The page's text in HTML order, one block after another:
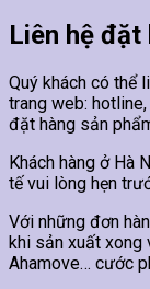
Liên hệ đặt
Quý khách có thể
trang web:
đặt hàng sản
Khách hàng ở Hà
tế vui lòng hẹn
Với những đơn
khi sản xuất xong
Ahamove… cước